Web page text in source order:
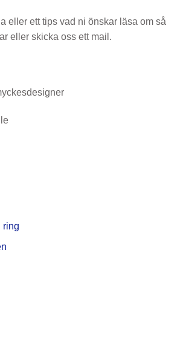
eller ett tips vad ni önskar läsa om så
eller skicka oss ett mail.
ring